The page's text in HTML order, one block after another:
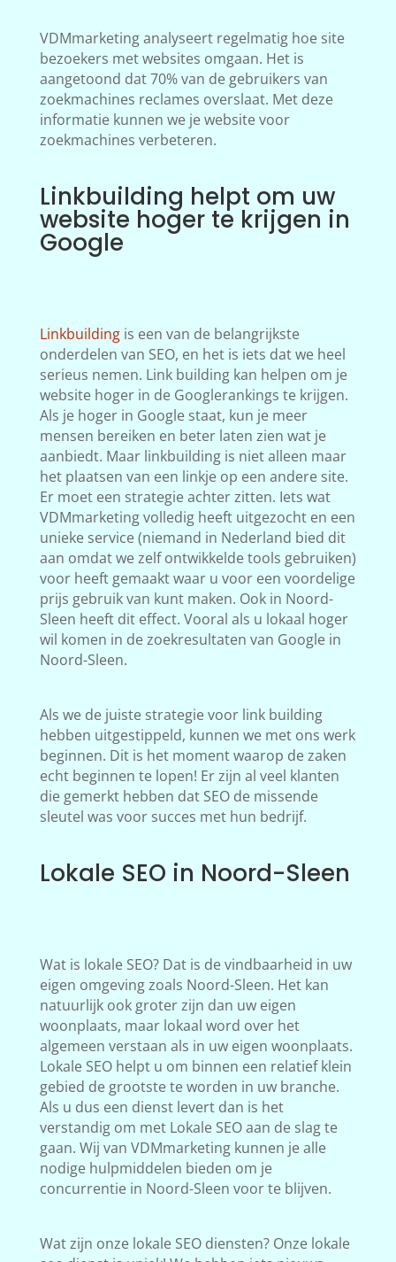
VDMmarketing analyseert regelmatig hoe site
bezoekers met websites omgaan. Het is
aangetoond dat 70% van de gebruikers van
zoekmachines reclames overslaat. Met deze
informatie kunnen we je website voor
zoekmachines verbeteren.
Linkbuilding helpt om uw
website hoger te krijgen in
Google
Linkbuildingis een van de belangrijkste
onderdelen van SEO, en het is iets dat we heel
serieus nemen. Link building kan helpen om je
website hoger in de Googlerankings te krijgen.
Als je hoger in Google staat, kun je meer
mensen bereiken en beter laten zien wat je
aanbiedt. Maar linkbuilding is niet alleen maar
het plaatsen van een linkje op een andere site.
Er moet een strategie achter zitten. Iets wat
VDMmarketing volledig heeft uitgezocht en een
unieke service (niemand in Nederland bied dit
aan omdat we zelf ontwikkelde tools gebruiken)
voor heeft gemaakt waar u voor een voordelige
prijs gebruik van kunt maken. Ook in Noord-
Sleen heeft dit effect. Vooral als u lokaal hoger
wil komen in de zoekresultaten van Google in
Noord-Sleen.
Als we de juiste strategie voor link building
hebben uitgestippeld, kunnen we met ons werk
beginnen. Dit is het moment waarop de zaken
echt beginnen te lopen! Er zijn al veel klanten
die gemerkt hebben dat SEO de missende
sleutel was voor succes met hun bedrijf.
Lokale SEO in Noord-Sleen
Wat is lokale SEO? Dat is de vindbaarheid in uw
eigen omgeving zoals Noord-Sleen. Het kan
natuurlijk ook groter zijn dan uw eigen
woonplaats, maar lokaal word over het
algemeen verstaan als in uw eigen woonplaats.
Lokale SEO helpt u om binnen een relatief klein
gebied de grootste te worden in uw branche.
Als u dus een dienst levert dan is het
verstandig om met Lokale SEO aan de slag te
gaan. Wij van VDMmarketing kunnen je alle
nodige hulpmiddelen bieden om je
concurrentie in Noord-Sleen voor te blijven.
Wat zijn onze lokale SEO diensten? Onze lokale